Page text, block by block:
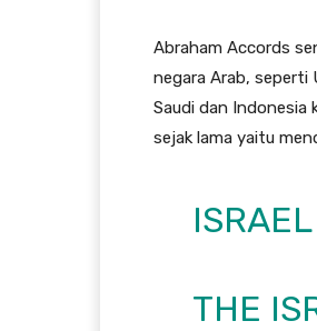
Abraham Accords
negara Arab, seperti
Saudi dan Indonesia
sejak lama yaitu
THE